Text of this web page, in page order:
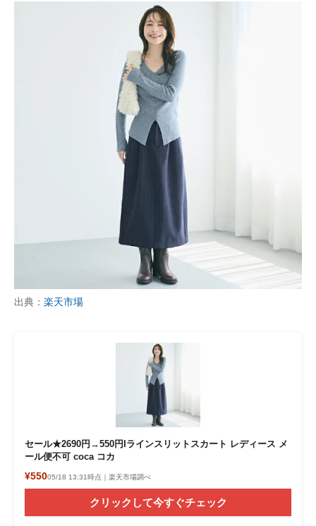
建設×テクノロジーの最前線
ちょっと気になるネットの話題
出典： 楽天市場
セール★2690円→550円Iラインスリットスカート レディース メ
ール便不可 coca コカ
¥55005/18 13:31時点｜楽天市場調べ
クリックして今すぐチェック